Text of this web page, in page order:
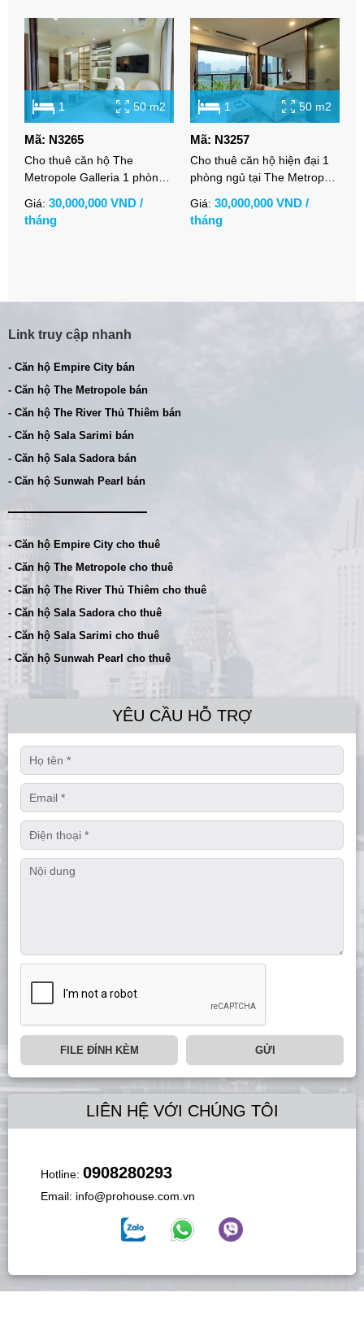
1 50 m2
Mã: N3265
Cho thuê căn hộ The
Metropole Galleria 1 phòng
đại
Giá: 30,000,000 VND /
tháng
1 50 m2
Mã: N3257
Cho thuê căn hộ hiện đại 1
phòng ngủ tại The Metropole
đãng
Giá: 30,000,000 VND /
tháng
Link truy cập nhanh
- Căn hộ Empire City bán
- Căn hộ The Metropole bán
- Căn hộ The River Thủ Thiêm bán
- Căn hộ Sala Sarimi bán
- Căn hộ Sala Sadora bán
- Căn hộ Sunwah Pearl bán
- Căn hộ Empire City cho thuê
- Căn hộ The Metropole cho thuê
- Căn hộ The River Thủ Thiêm cho thuê
- Căn hộ Sala Sadora cho thuê
- Căn hộ Sala Sarimi cho thuê
- Căn hộ Sunwah Pearl cho thuê
YÊU CẦU HỖ TRỢ
FILE ĐÍNH KÈM GỬI
LIÊN HỆ VỚI CHÚNG TÔI
Hotline: 0908280293
Email: info@prohouse.com.vn